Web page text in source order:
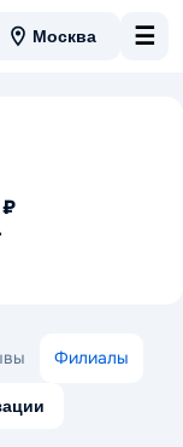
Москва ☰
Филиалы